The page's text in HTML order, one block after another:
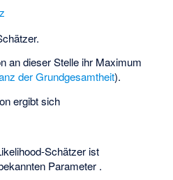
an dieser Stelle ihr Maximum
der Grundgesamtheit).
ergibt sich
Schätzer ist
Parameter .